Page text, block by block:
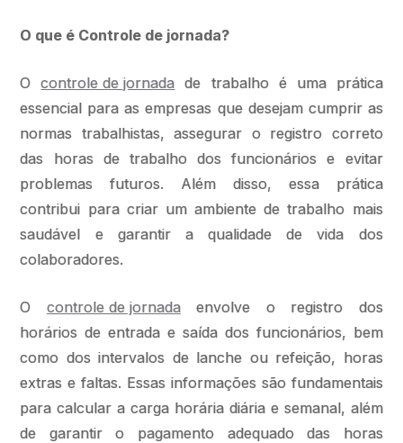
O que é Controle de jornada?
Ocontrole de jornada de trabalho é uma prática
essencial para as empresas que desejam cumprir as
normas trabalhistas, assegurar o registro correto
das horas de trabalho dos funcionários e evitar
problemas futuros. Além disso, essa prática
contribui para criar um ambiente de trabalho mais
saudável e garantir a qualidade de vida dos
colaboradores.
O controle de jornadaenvolve o registro dos
horários de entrada e saída dos funcionários, bem
como dos intervalos de lanche ou refeição, horas
extras e faltas. Essas informações são fundamentais
para calcular a carga horária diária e semanal, além
de garantir o pagamento adequado das horas